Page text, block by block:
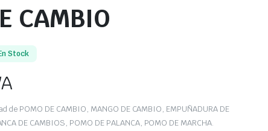
CAMBIO
Stock
de POMO DE CAMBIO, MANGO DE CAMBIO, EMPUÑADURA DE
DE CAMBIOS, POMO DE PALANCA, POMO DE MARCHA.